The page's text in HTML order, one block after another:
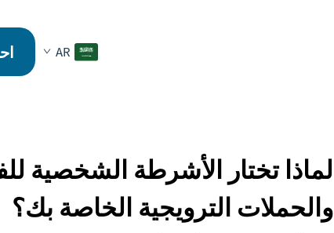
AR
لماذا تختار الأشرطة الشخصية
والحملات الترويجية الخاصة بك؟